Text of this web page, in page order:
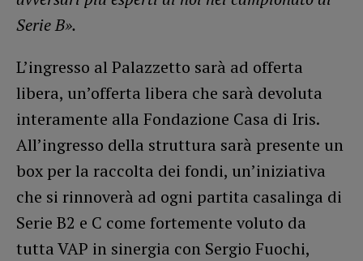
Serie B».
L’ingresso al Palazzetto sarà ad offerta
libera, un’offerta libera che sarà devoluta
interamente alla Fondazione Casa di Iris.
All’ingresso della struttura sarà presente un
box per la raccolta dei fondi, un’iniziativa
che si rinnoverà ad ogni partita casalinga di
Serie B2 e C come fortemente voluto da
tutta VAP in sinergia con Sergio Fuochi,